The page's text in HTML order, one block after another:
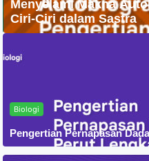
Penyebaran Agama
Biologi
Pengertian Pernapasan